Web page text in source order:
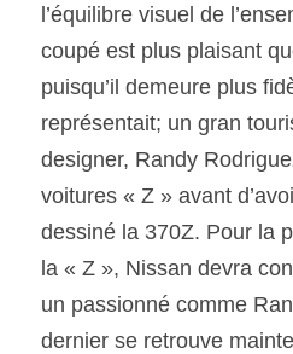
l’équilibre visuel de
coupé est plus plaisant
puisqu’il demeure plus
représentait; un gran
designer, Randy
voitures « Z » avant
dessiné la 370Z. Pour la
la « Z », Nissan devra
un passionné comme
dernier se retrouve